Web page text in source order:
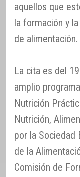
aquellos que
la formación y
de alimentación.
La cita es del
amplio
Nutrición
Nutrición,
por la Sociedad
de la
Comisión de